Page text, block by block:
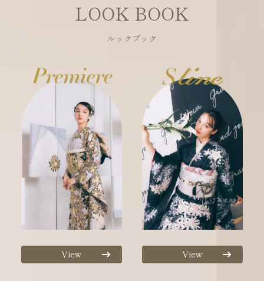
LOOK BOOK
ルックブック
View View